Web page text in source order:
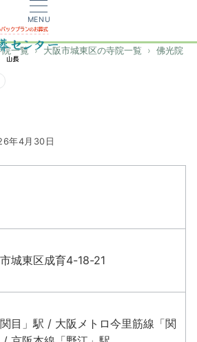
MENU
院一覧 大阪市城東区の寺院一覧 佛光院
年4月30日
城東区成育4-18-21
目」駅 / 大阪メトロ今里筋線「関